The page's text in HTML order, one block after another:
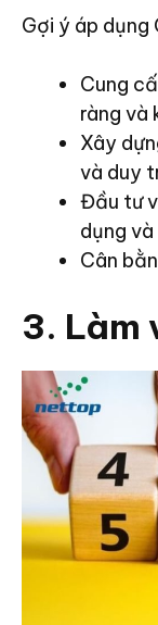
Gợi ý áp dụng
Cung
ràng và
Xây
và duy
Đầu tư
dụng
Cân
3. Làm